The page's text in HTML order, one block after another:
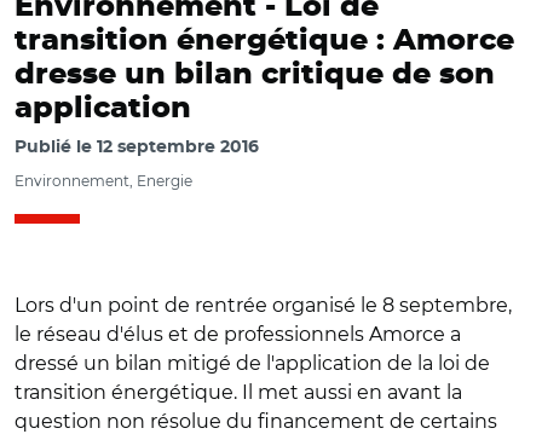
Environnement - Loi de
transition énergétique : Amorce
dresse un bilan critique de son
application
Publié le 12 septembre 2016
Environnement, Energie
Lors d'un point de rentrée organisé le 8 septembre,
le réseau d'élus et de professionnels Amorce a
dressé un bilan mitigé de l'application de la loi de
transition énergétique. Il met aussi en avant la
question non résolue du financement de certains